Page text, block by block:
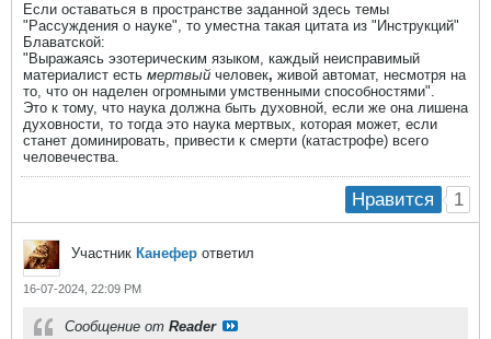
Если оставаться в пространстве заданной здесь темы
"Рассуждения о науке", то уместна такая цитата из "Инструкций"
Блаватской:
"Выражаясь эзотерическим языком, каждый неисправимый
материалист есть мертвый человек, живой автомат, несмотря на
то, что он наделен огромными умственными способностями".
Это к тому, что наука должна быть духовной, если же она лишена
духовности, то тогда это наука мертвых, которая может, если
станет доминировать, привести к смерти (катастрофе) всего
человечества.
Нравится 1
Участник Канефер ответил
16-07-2024, 22:09 PM
Сообщение от Reader